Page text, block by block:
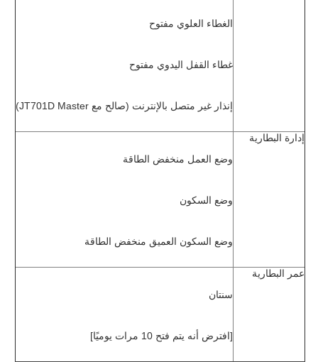
الغطاء العلوي مفتوح
غطاء القفل اليدوي مفتوح
إنذار غير متصل بالإنترنت (صالح مع JT701D Master)
إدارة البطارية
وضع العمل منخفض الطاقة
وضع السكون
وضع السكون العميق منخفض الطاقة
عمر البطارية
سنتان
[افترض أنه يتم فتح 10 مرات يوميًا]